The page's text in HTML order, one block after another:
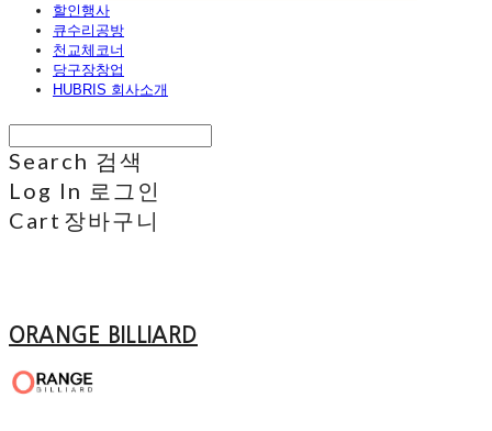
할인행사
큐수리공방
천교체코너
당구장창업
HUBRIS 회사소개
Search 검색
Log In 로그인
Cart 장바구니
ORANGE BILLIARD